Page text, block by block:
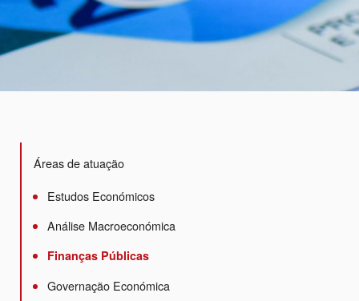
Áreas de atuação
Estudos Económicos
Análise Macroeconómica
Finanças Públicas
Governação Económica